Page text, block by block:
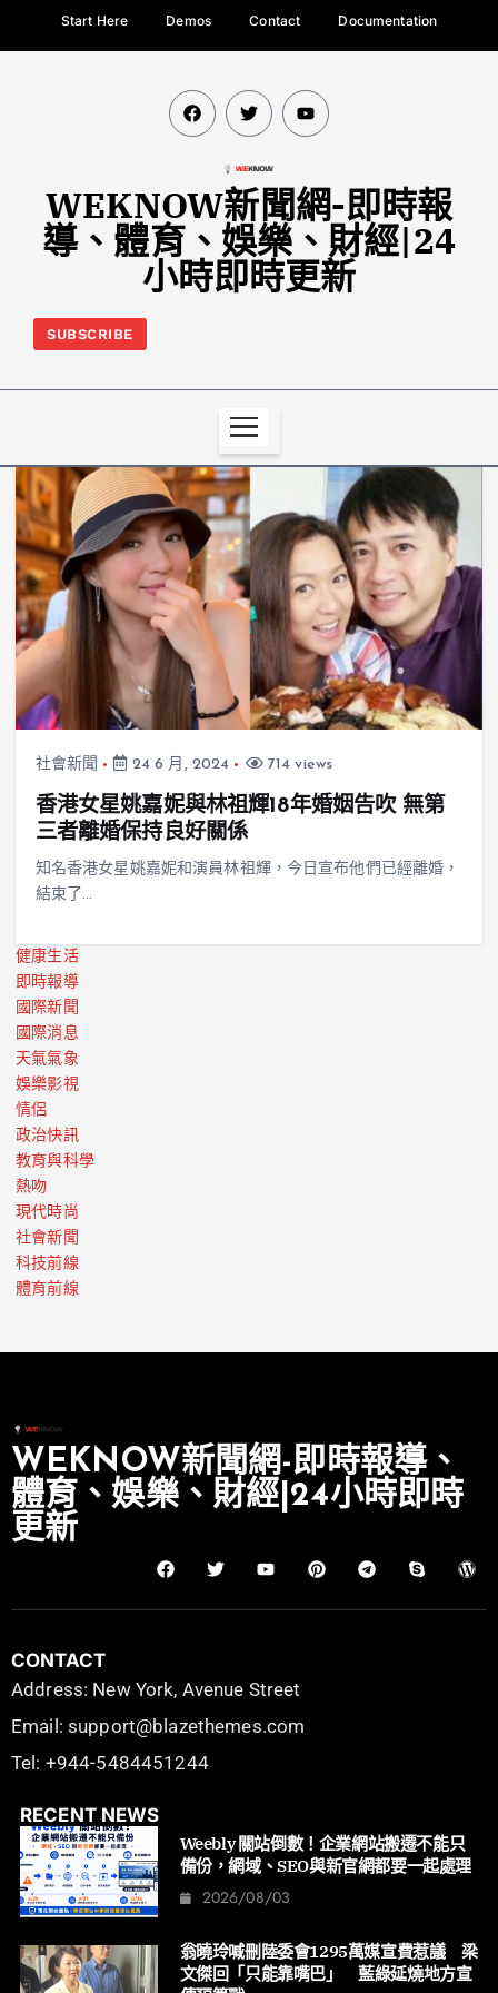
Start Here Demos Contact Documentation
WEKNOW新聞網-即時報
導、體育、娛樂、財經|24
小時即時更新
SUBSCRIBE
社會新聞 24 6 月, 2024 714 views
香港女星姚嘉妮與林祖輝18年婚姻告吹 無第
三者離婚保持良好關係
知名香港女星姚嘉妮和演員林祖輝，今日宣布他們已經離婚，
結束了…
健康生活
即時報導
國際新聞
國際消息
天氣氣象
娛樂影視
情侶
政治快訊
教育與科學
熱吻
現代時尚
社會新聞
科技前線
體育前線
WEKNOW新聞網-即時報導、
體育、娛樂、財經|24小時即時
更新
CONTACT
Address: New York, Avenue Street
Email: support@blazethemes.com
Tel: +944-5484451244
RECENT NEWS
Weebly 關站倒數！企業網站搬遷不能只
備份，網域、SEO與新官網都要一起處理
2026/08/03
翁曉玲喊刪陸委會1295萬媒宣費惹議 梁
文傑回「只能靠嘴巴」 藍綠延燒地方宣